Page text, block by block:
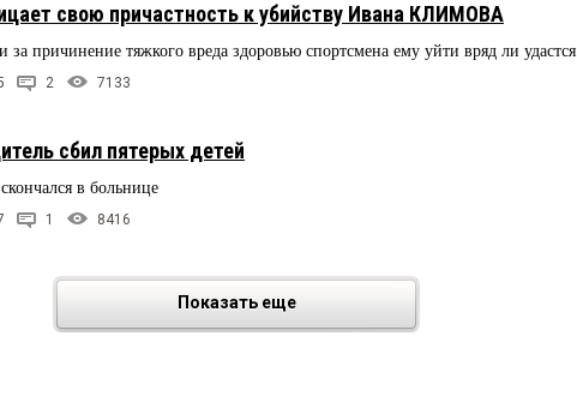
свою причастность к убийству Ивана КЛИМОВА
за причинение тяжкого вреда здоровью спортсмена ему уйти вряд ли удастся
2 7133
сбил пятерых детей
в больнице
1 8416
Показать еще